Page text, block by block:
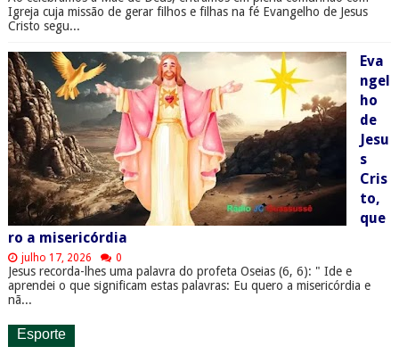
Igreja cuja missão de gerar filhos e filhas na fé Evangelho de Jesus
Cristo segu...
Eva
ngel
ho
de
Jesu
s
Cris
to,
que
ro a misericórdia
julho 17, 2026 0
Jesus recorda-lhes uma palavra do profeta Oseias (6, 6): " Ide e
aprendei o que significam estas palavras: Eu quero a misericórdia e
nã...
Esporte